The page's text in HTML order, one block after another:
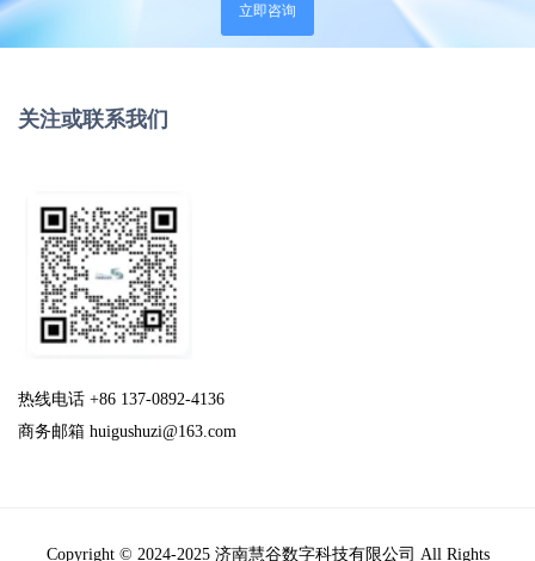
立即咨询
关注或联系我们
热线电话 +86 137-0892-4136
商务邮箱 huigushuzi@163.com
Copyright © 2024-2025 济南慧谷数字科技有限公司 All Rights